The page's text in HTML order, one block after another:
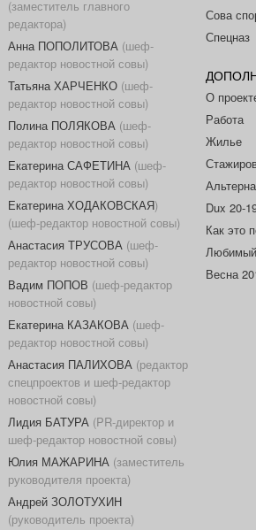
(заместитель главного
редактора)
Анна ПОПОЛИТОВА(шеф-
редактор новостной совы)
Татьяна ХАРЧЕНКО(шеф-
редактор новостной совы)
Полина ПОЛЯКОВА(шеф-
редактор новостной совы)
Екатерина САФЕТИНА(шеф-
редактор новостной совы)
Екатерина ХОДАКОВСКАЯ)
(шеф-редактор новостной совы)
Анастасия ТРУСОВА(шеф-
редактор новостной совы)
Вадим ПОПОВ (шеф-редактор
новостной совы)
Екатерина КАЗАКОВА(шеф-
редактор новостной совы)
Анастасия ПАЛИХОВА(редактор
спецпроектов и шеф-редактор
новостной совы)
Лидия БАТУРА(PR-директор и
шеф-редактор новостной совы)
Юлия МАЖАРИНА(заместитель
руководителя проекта)
Андрей ЗОЛОТУХИН
(руководитель проекта)
Сова
Спецназ
О
Работа
Жилье
Dux 20-
Как это
Любимый
Весна